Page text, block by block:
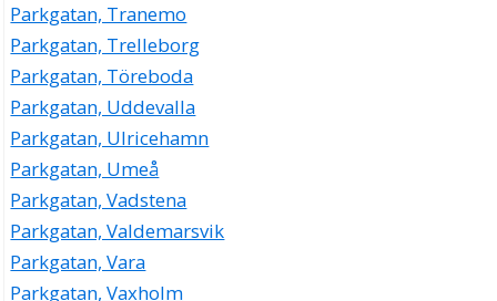
Parkgatan, Tranemo
Parkgatan, Trelleborg
Parkgatan, Töreboda
Parkgatan, Uddevalla
Parkgatan, Ulricehamn
Parkgatan, Umeå
Parkgatan, Vadstena
Parkgatan, Valdemarsvik
Parkgatan, Vara
Parkgatan, Vaxholm